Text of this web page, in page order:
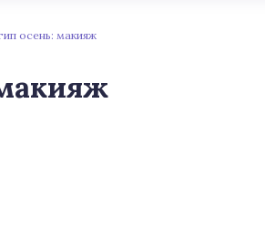
осень: макияж